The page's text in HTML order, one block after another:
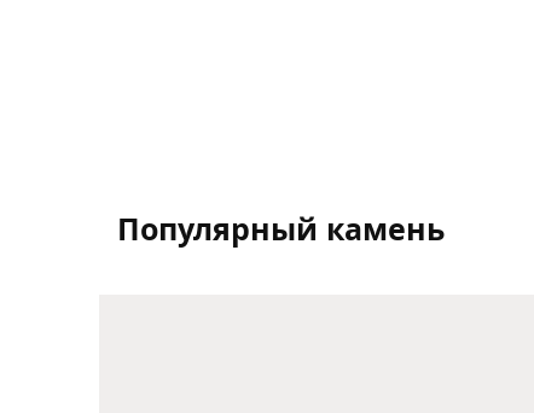
Популярный камень